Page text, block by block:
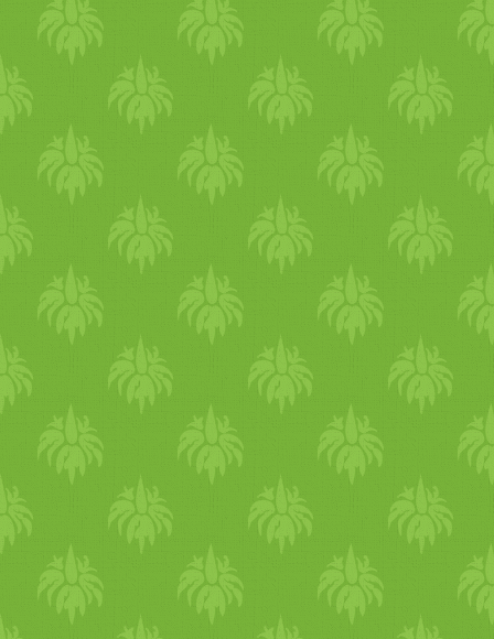
vegán konyhától,
pontosabban szólva nem is
ismeri azt. Itt remek tippeket
kaptam, kiemelve a növényi
tejek, olajos magvak,
különféle, általam
fogyasztható gabonák
jelentőségét. Kérdezzetek
bátran, ha hasonló cipőben
jártok. Mindenkinek jó
egészséget kívánok!